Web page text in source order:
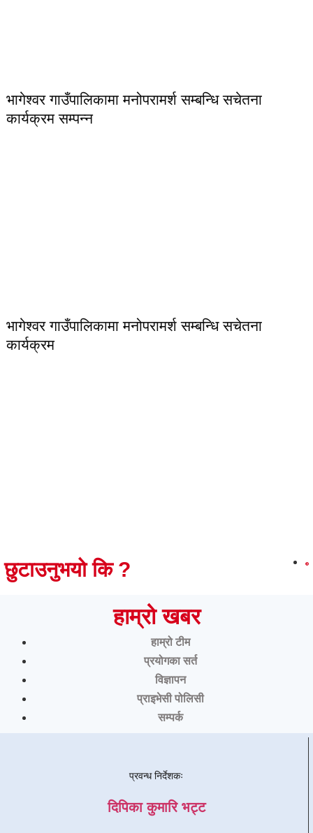
भागेश्वर गाउँपालिकामा मनोपरामर्श सम्बन्धि सचेतना
कार्यक्रम सम्पन्न
भागेश्वर गाउँपालिकामा मनोपरामर्श सम्बन्धि सचेतना
कार्यक्रम
छुटाउनुभयो कि ?
हाम्रो खबर
हाम्रो टीम
प्रयोगका सर्त
विज्ञापन
प्राइभेसी पोलिसी
सम्पर्क
प्रवन्ध निर्देशकः
दिपिका कुमारि भट्ट